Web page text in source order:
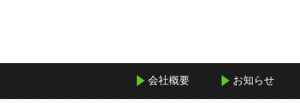
会社概要 お知らせ